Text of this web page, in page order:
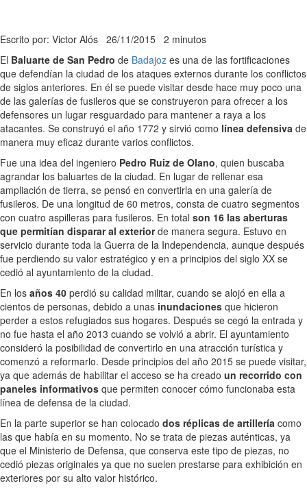
Escrito por: Victor Alós 26/11/2015 2 minutos
El Baluarte de San Pedro de Badajoz es una de las fortificaciones
que defendían la ciudad de los ataques externos durante los conflictos
de siglos anteriores. En él se puede visitar desde hace muy poco una
de las galerías de fusileros que se construyeron para ofrecer a los
defensores un lugar resguardado para mantener a raya a los
atacantes. Se construyó el año 1772 y sirvió como línea defensiva de
manera muy eficaz durante varios conflictos.
Fue una idea del ingeniero Pedro Ruiz de Olano, quien buscaba
agrandar los baluartes de la ciudad. En lugar de rellenar esa
ampliación de tierra, se pensó en convertirla en una galería de
fusileros. De una longitud de 60 metros, consta de cuatro segmentos
con cuatro aspilleras para fusileros. En total son 16 las aberturas
que permitían disparar al exteriorde manera segura. Estuvo en
servicio durante toda la Guerra de la Independencia, aunque después
fue perdiendo su valor estratégico y en a principios del siglo XX se
cedió al ayuntamiento de la ciudad.
En los años 40 perdió su calidad militar, cuando se alojó en ella a
cientos de personas, debido a unas inundaciones que hicieron
perder a estos refugiados sus hogares. Después se cegó la entrada y
no fue hasta el año 2013 cuando se volvió a abrir. El ayuntamiento
consideró la posibilidad de convertirlo en una atracción turística y
comenzó a reformarlo. Desde principios del año 2015 se puede visitar,
ya que además de habilitar el acceso se ha creado un recorrido con
paneles informativos que permiten conocer cómo funcionaba esta
línea de defensa de la ciudad.
En la parte superior se han colocado dos réplicas de artillería como
las que había en su momento. No se trata de piezas auténticas, ya
que el Ministerio de Defensa, que conserva este tipo de piezas, no
cedió piezas originales ya que no suelen prestarse para exhibición en
exteriores por su alto valor histórico.